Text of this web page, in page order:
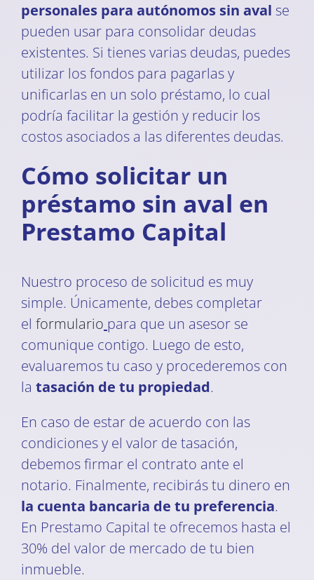
personales para autónomos sin aval se
pueden usar para consolidar deudas
existentes. Si tienes varias deudas, puedes
utilizar los fondos para pagarlas y
unificarlas en un solo préstamo, lo cual
podría facilitar la gestión y reducir los
costos asociados a las diferentes deudas.
Cómo solicitar un
préstamo sin aval en
Prestamo Capital
Nuestro proceso de solicitud es muy
simple. Únicamente, debes completar
el formulario para que un asesor se
comunique contigo. Luego de esto,
evaluaremos tu caso y procederemos con
la tasación de tu propiedad.
En caso de estar de acuerdo con las
condiciones y el valor de tasación,
debemos firmar el contrato ante el
notario. Finalmente, recibirás tu dinero en
la cuenta bancaria de tu preferencia.
En Prestamo Capital te ofrecemos hasta el
30% del valor de mercado de tu bien
inmueble.